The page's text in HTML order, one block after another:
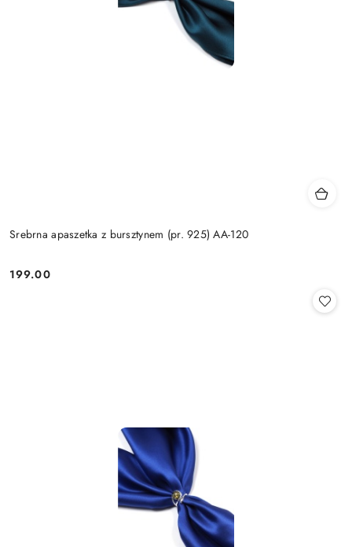
Srebrna apaszetka z bursztynem (pr. 925) AA-120
Cena:
199.00